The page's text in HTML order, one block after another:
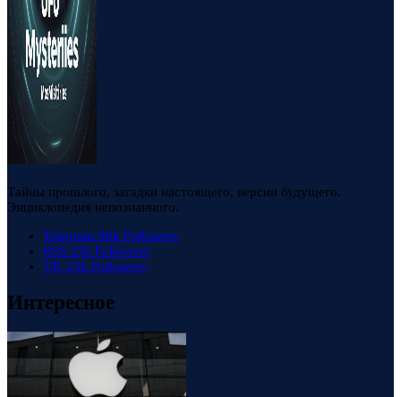
Тайны прошлого, загадки настоящего, версии будущего.
Энциклопедия непознанного.
Telegram 88k Followers
RSS 23k Followers
VK 23k Followers
Интересное